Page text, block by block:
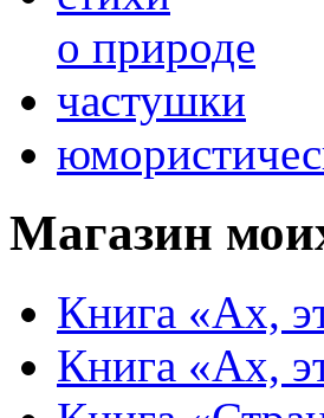
о природе
частушки
Магазин
Книга «Ах,
Книга «Ах,